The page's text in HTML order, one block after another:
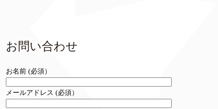
お問い合わせ
お名前 (必須）
メールアドレス (必須）